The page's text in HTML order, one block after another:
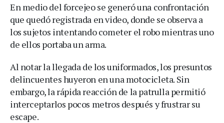
En medio del forcejeo se generó una confrontación
que quedó registrada en video, donde se observa a
los sujetos intentando cometer el robo mientras uno
de ellos portaba un arma.
Al notar la llegada de los uniformados, los presuntos
delincuentes huyeron en una motocicleta. Sin
embargo, la rápida reacción de la patrulla permitió
interceptarlos pocos metros después y frustrar su
escape.